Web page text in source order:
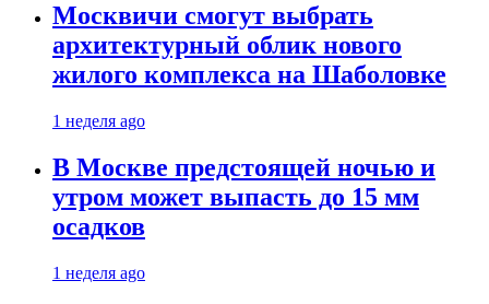
Москвичи смогут выбрать
архитектурный облик нового
жилого комплекса на Шаболовке
1 неделя ago
В Москве предстоящей ночью и
утром может выпасть до 15 мм
осадков
1 неделя ago